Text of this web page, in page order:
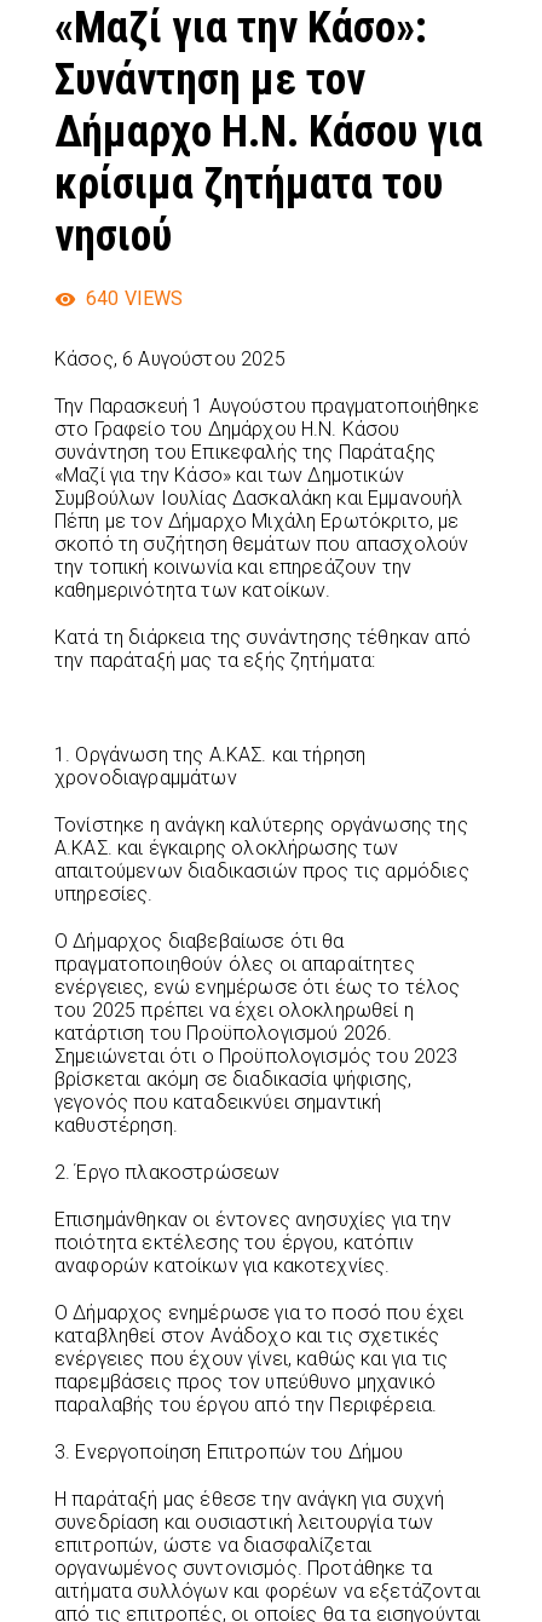
«Μαζί για την Κάσο»:
Συνάντηση με τον
Δήμαρχο Η.Ν. Κάσου για
κρίσιμα ζητήματα του
νησιού
640 VIEWS
Κάσος, 6 Αυγούστου 2025
Την Παρασκευή 1 Αυγούστου πραγματοποιήθηκε
στο Γραφείο του Δημάρχου Η.Ν. Κάσου
συνάντηση του Επικεφαλής της Παράταξης
«Μαζί για την Κάσο» και των Δημοτικών
Συμβούλων Ιουλίας Δασκαλάκη και Εμμανουήλ
Πέπη με τον Δήμαρχο Μιχάλη Ερωτόκριτο, με
σκοπό τη συζήτηση θεμάτων που απασχολούν
την τοπική κοινωνία και επηρεάζουν την
καθημερινότητα των κατοίκων.
Κατά τη διάρκεια της συνάντησης τέθηκαν από
την παράταξή μας τα εξής ζητήματα:
1. Οργάνωση της Α.ΚΑΣ. και τήρηση
χρονοδιαγραμμάτων
Τονίστηκε η ανάγκη καλύτερης οργάνωσης της
Α.ΚΑΣ. και έγκαιρης ολοκλήρωσης των
απαιτούμενων διαδικασιών προς τις αρμόδιες
υπηρεσίες.
Ο Δήμαρχος διαβεβαίωσε ότι θα
πραγματοποιηθούν όλες οι απαραίτητες
ενέργειες, ενώ ενημέρωσε ότι έως το τέλος
του 2025 πρέπει να έχει ολοκληρωθεί η
κατάρτιση του Προϋπολογισμού 2026.
Σημειώνεται ότι ο Προϋπολογισμός του 2023
βρίσκεται ακόμη σε διαδικασία ψήφισης,
γεγονός που καταδεικνύει σημαντική
καθυστέρηση.
2. Έργο πλακοστρώσεων
Επισημάνθηκαν οι έντονες ανησυχίες για την
ποιότητα εκτέλεσης του έργου, κατόπιν
αναφορών κατοίκων για κακοτεχνίες.
Ο Δήμαρχος ενημέρωσε για το ποσό που έχει
καταβληθεί στον Ανάδοχο και τις σχετικές
ενέργειες που έχουν γίνει, καθώς και για τις
παρεμβάσεις προς τον υπεύθυνο μηχανικό
παραλαβής του έργου από την Περιφέρεια.
3. Ενεργοποίηση Επιτροπών του Δήμου
Η παράταξή μας έθεσε την ανάγκη για συχνή
συνεδρίαση και ουσιαστική λειτουργία των
επιτροπών, ώστε να διασφαλίζεται
οργανωμένος συντονισμός. Προτάθηκε τα
αιτήματα συλλόγων και φορέων να εξετάζονται
από τις επιτροπές, οι οποίες θα τα εισηγούνται